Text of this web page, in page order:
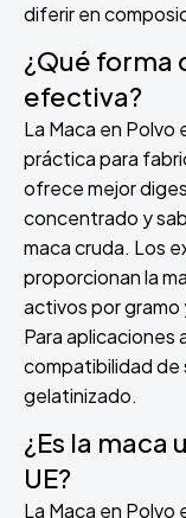
diferir en
¿Qué forma
efectiva?
La Maca en Polvo
práctica para
ofrece mejor
concentrado y
maca cruda. Los
proporcionan la
activos por gramo
Para aplicaciones
compatibilidad de
gelatinizado.
¿Es la maca
UE?
La Maca en Polvo